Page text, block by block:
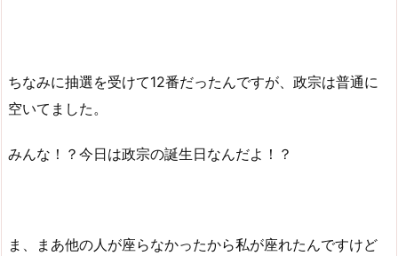
ちなみに抽選を受けて12番だったんですが、政宗は普通に
空いてました。
みんな！？今日は政宗の誕生日なんだよ！？
ま、まあ他の人が座らなかったから私が座れたんですけど